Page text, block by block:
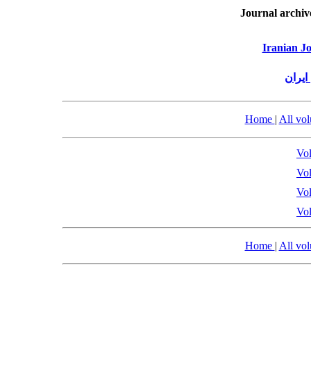
Journal
Iranian
Home | All
Home | All